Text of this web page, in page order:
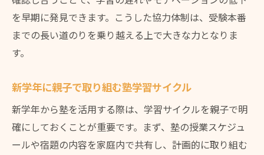
を早期に発見できます。こうした協力体制は、受験本番
までの長い道のりを乗り越える上で大きな力となりま
す。
新学年に親子で取り組む塾学習サイクル
新学年から塾を活用する際は、学習サイクルを親子で明
確にしておくことが重要です。まず、塾の授業スケジュ
ールや宿題の内容を家庭内で共有し、計画的に取り組む